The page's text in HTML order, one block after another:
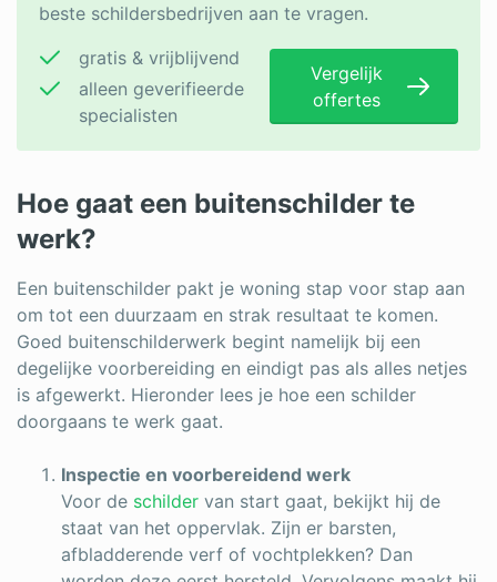
beste schildersbedrijven aan te vragen.
gratis & vrijblijvend
alleen geverifieerde
specialisten
Vergelijk
offertes
Hoe gaat een buitenschilder te
werk?
Een buitenschilder pakt je woning stap voor stap aan
om tot een duurzaam en strak resultaat te komen.
Goed buitenschilderwerk begint namelijk bij een
degelijke voorbereiding en eindigt pas als alles netjes
is afgewerkt. Hieronder lees je hoe een schilder
doorgaans te werk gaat.
Inspectie en voorbereidend werk
Voor de schilder van start gaat, bekijkt hij de
staat van het oppervlak. Zijn er barsten,
afbladderende verf of vochtplekken? Dan